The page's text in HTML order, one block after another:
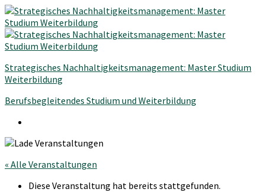
Strategisches Nachhaltigkeitsmanagement: Master Studium
Weiterbildung
Berufsbegleitendes Studium und Weiterbildung
« Alle Veranstaltungen
Diese Veranstaltung hat bereits stattgefunden.